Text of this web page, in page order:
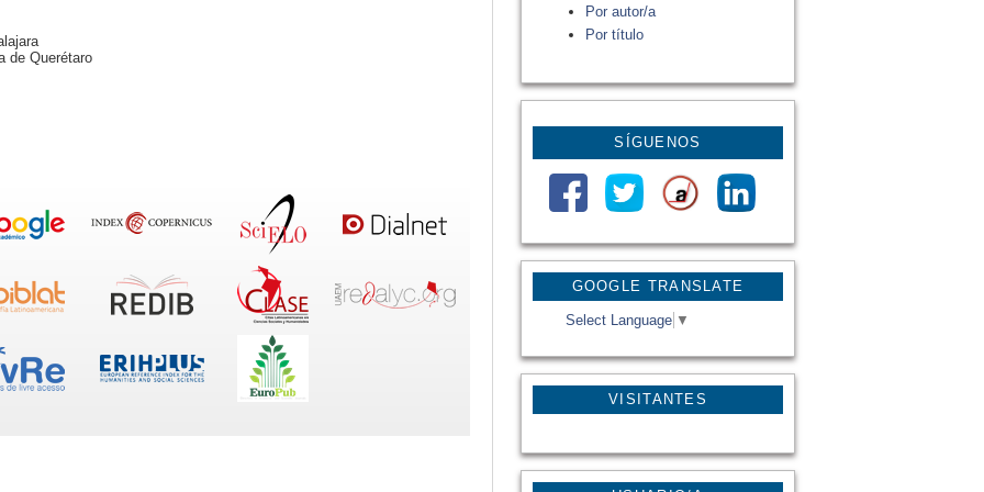
GOOGLE TRANSLATE
Select Language ▼
VISITANTES
Por autor/a
Por título
SÍGUENOS
de Querétaro